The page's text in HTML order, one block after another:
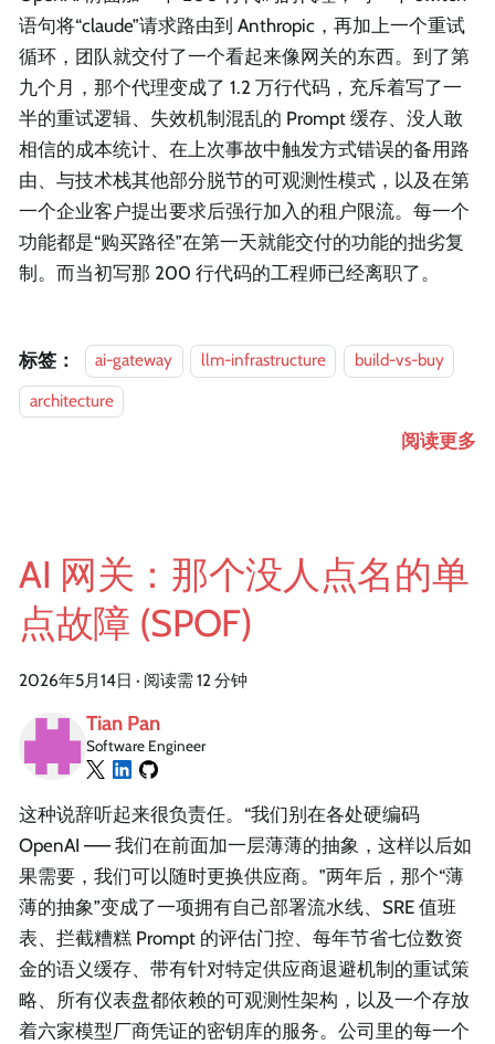
语句将“claude”请求路由到 Anthropic，再加上一个重试
循环，团队就交付了一个看起来像网关的东西。到了第
九个月，那个代理变成了 1.2 万行代码，充斥着写了一
半的重试逻辑、失效机制混乱的 Prompt 缓存、没人敢
相信的成本统计、在上次事故中触发方式错误的备用路
由、与技术栈其他部分脱节的可观测性模式，以及在第
一个企业客户提出要求后强行加入的租户限流。每一个
功能都是“购买路径”在第一天就能交付的功能的拙劣复
制。而当初写那 200 行代码的工程师已经离职了。
标签： ai-gateway llm-infrastructure
build-vs-buy
architecture
阅读更多
AI 网关：那个没人点名的单
点故障 (SPOF)
2026年5月14日 · 阅读需 12 分钟
Tian Pan
Software Engineer
这种说辞听起来很负责任。“我们别在各处硬编码
OpenAI —— 我们在前面加一层薄薄的抽象，这样以后如
果需要，我们可以随时更换供应商。”两年后，那个“薄
薄的抽象”变成了一项拥有自己部署流水线、SRE 值班
表、拦截糟糕 Prompt 的评估门控、每年节省七位数资
金的语义缓存、带有针对特定供应商退避机制的重试策
略、所有仪表盘都依赖的可观测性架构，以及一个存放
着六家模型厂商凭证的密钥库的服务。公司里的每一个